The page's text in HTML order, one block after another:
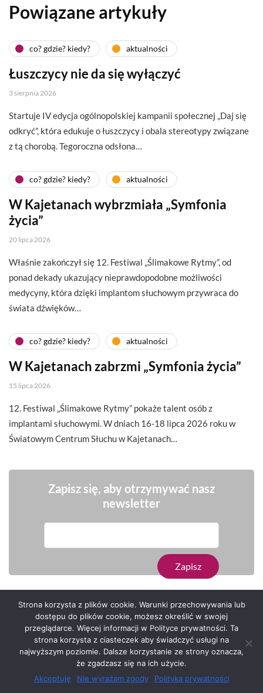
Powiązane artykuły
co? gdzie? kiedy? aktualności
Łuszczycy nie da się wyłączyć
3 sierpnia 2026
Startuje IV edycja ogólnopolskiej kampanii społecznej „Daj się
odkryć”, która edukuje o łuszczycy i obala stereotypy związane
z tą chorobą. Tegoroczna odsłona…
co? gdzie? kiedy? aktualności
W Kajetanach wybrzmiała „Symfonia
życia”
20 lipca 2026
Właśnie zakończył się 12. Festiwal „Ślimakowe Rytmy”, od
ponad dekady ukazujący nieprawdopodobne możliwości
medycyny, która dzięki implantom słuchowym przywraca do
świata dźwięków…
co? gdzie? kiedy? aktualności
W Kajetanach zabrzmi „Symfonia życia”
15 lipca 2026
12. Festiwal „Ślimakowe Rytmy” pokaże talent osób z
implantami słuchowymi. W dniach 16-18 lipca 2026 roku w
Światowym Centrum Słuchu w Kajetanach…
Zapisz się, aby otrzymywać nasz
newsletter
Serwis zaprojektował Grzegorz Sztank .
Strona korzysta z plików cookie. Warunki przechowywania lub
dostępu do plików cookie, możesz określić w swojej
przeglądarce. Więcej informacji w Polityce prywatności. Ta
strona korzysta z ciasteczek aby świadczyć usługi na
najwyższym poziomie. Dalsze korzystanie ze strony oznacza,
że zgadzasz się na ich użycie.
Akceptuję
Nie wyrażam zgody Polityka prywatności